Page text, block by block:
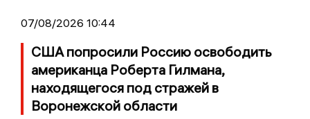
07/08/2026 10:44
США попросили Россию освободить
американца Роберта Гилмана,
находящегося под стражей в
Воронежской области